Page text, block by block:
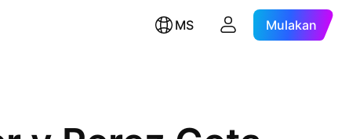
MS Mulakan